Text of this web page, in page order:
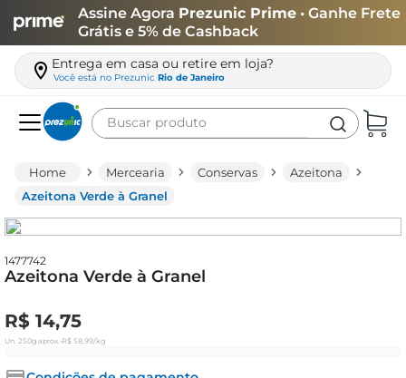
Assine Agora Prezunic Prime • Ganhe Frete
Grátis e 5% de Cashback
Entrega em casa ou retire em loja?
Você está no Prezunic Rio de Janeiro
Buscar produto
Mercearia Conservas
Azeitona
Azeitona Verde à Granel
1477742
Azeitona Verde à Granel
R$ 14,75
Un. 250g aprox. •R$ 58,99/kg
leite
queijo
azeite
biscoito